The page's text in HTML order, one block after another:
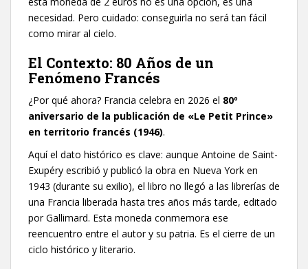
necesidad. Pero cuidado: conseguirla no será tan fácil
como mirar al cielo.
​El Contexto: 80 Años de un
Fenómeno Francés
​¿Por qué ahora? Francia celebra en 2026 el 80º
aniversario de la publicación de «Le Petit Prince»
en territorio francés (1946).
​Aquí el dato histórico es clave: aunque Antoine de Saint-
Exupéry escribió y publicó la obra en Nueva York en
1943 (durante su exilio), el libro no llegó a las librerías de
una Francia liberada hasta tres años más tarde, editado
por Gallimard. Esta moneda conmemora ese
reencuentro entre el autor y su patria. Es el cierre de un
ciclo histórico y literario.